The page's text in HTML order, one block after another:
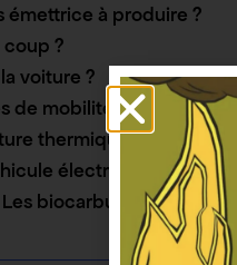
émettrice à produire ?
coup ?
voiture ?
de mobilité à l’avenir ?
thermique ou la
électrique
biocarburants ?